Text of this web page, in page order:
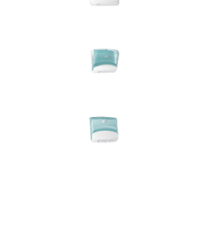
Accesorii detergenti, pompe,